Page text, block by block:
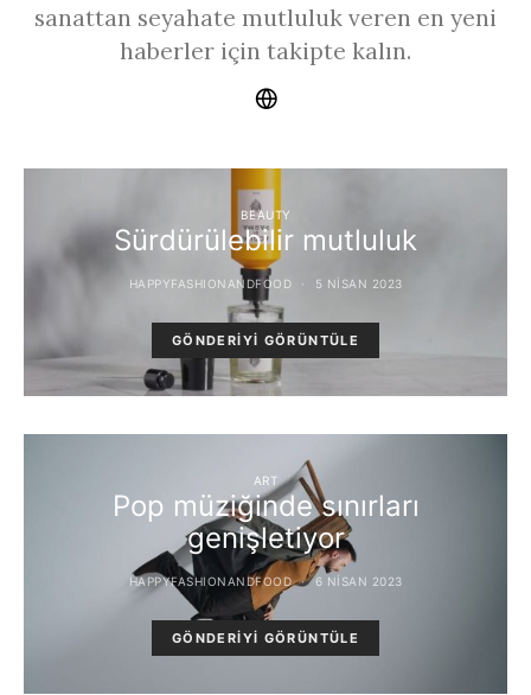
sanattan seyahate mutluluk veren en yeni
haberler için takipte kalın.
BEAUTY
Sürdürülebilir mutluluk
HAPPYFASHIONANDFOOD 5 NISAN 2023
GÖNDERIYI GÖRÜNTÜLE
ART
Pop müziğinde sınırları
genişletiyor
HAPPYFASHIONANDFOOD 6 NISAN 2023
GÖNDERIYI GÖRÜNTÜLE